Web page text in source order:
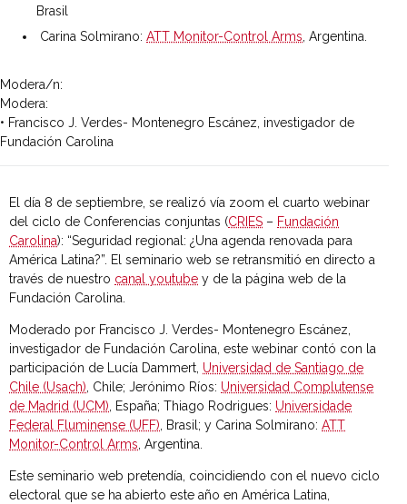
Brasil
Carina Solmirano: ATT Monitor-Control Arms , Argentina.
Modera/n:
Modera:
• Francisco J. Verdes- Montenegro Escánez, investigador de
Fundación Carolina
El día 8 de septiembre, se realizó vía zoom el cuarto webinar
del ciclo de Conferencias conjuntas (CRIES – Fundación
Carolina): “Seguridad regional: ¿Una agenda renovada para
América Latina?”. El seminario web se retransmitió en directo a
través de nuestro canal youtube y de la página web de la
Fundación Carolina.
Moderado por Francisco J. Verdes- Montenegro Escánez,
investigador de Fundación Carolina, este webinar contó con la
participación de Lucía Dammert, Universidad de Santiago de
Chile (Usach) , Chile; Jerónimo Ríos: Universidad Complutense
de Madrid (UCM) , España; Thiago Rodrigues: Universidade
Federal Fluminense (UFF) , Brasil; y Carina Solmirano: ATT
Monitor-Control Arms , Argentina.
Este seminario web pretendía, coincidiendo con el nuevo ciclo
electoral que se ha abierto este año en América Latina,